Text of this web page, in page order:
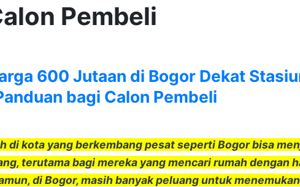
Pembeli
600 Jutaan di Bogor Dekat
bagi Calon Pembeli
di kota yang berkembang pesat seperti Bogor bisa
terutama bagi mereka yang mencari rumah dengan
di Bogor, masih banyak peluang untuk